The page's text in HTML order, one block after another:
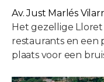
Av. Just Marlés
Het gezellige
restaurants en een
plaats voor een